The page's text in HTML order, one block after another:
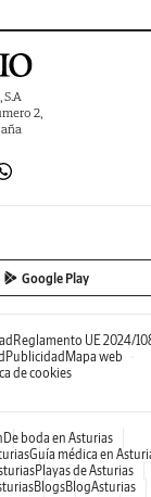
2,
Google Play
Reglamento UE 2024/
Publicidad Mapa web
de cookies
De boda en Asturias
Guía médica en
Playas de Asturias
BlogsBlogAsturias